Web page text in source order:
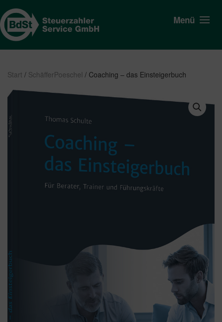
Menü
Start / SchäfferPoeschel / Coaching – das Einsteigerbuch